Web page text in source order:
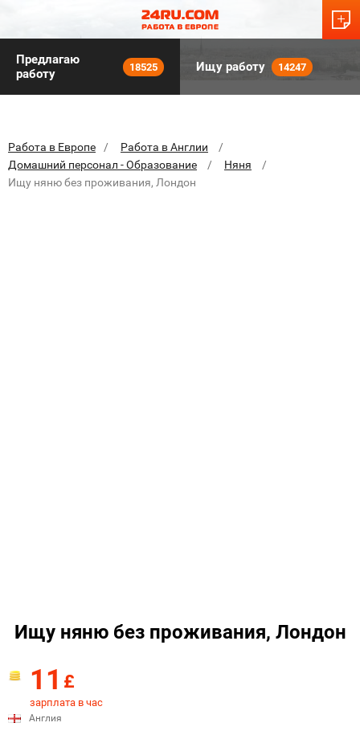
Предлагаю
работу
18525 Ищу работу 14247
Работа в Европе
Работа в Англии
Домашний персонал - Образование
Няня
Ищу няню без проживания, Лондон
Ищу няню без проживания, Лондон
11 £
зарплата в час
Англия